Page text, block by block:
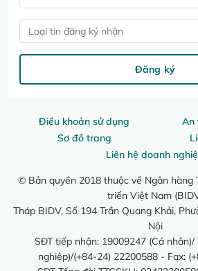
Điều khoản sử dụng
An
Sơ đồ trang
Liên hệ doanh
© Bản quyền 2018 thuộc về Ngân hàng
triển Việt Nam
Tháp BIDV, Số 194 Trần Quang Khải,
Nội
SĐT tiếp nhận: 19009247 (Cá
nghiệp)/(+84-24) 22200588 - Fax:
Loại tin đăng ký nhận
Đăng ký